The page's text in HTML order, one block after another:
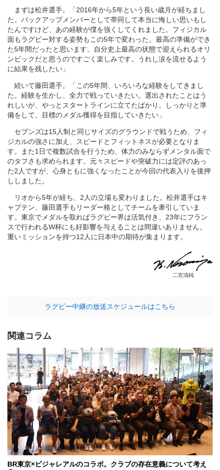
まずは松井選手。「2016年から5年という長い歳月が経ちまし
た。バックアップメンバーとして帯同して本当に悔しい思いもし
たんですけど、あの経験が僕を強くしてくれました。フィジカル
面もラグビー対する姿勢もこの5年で変わった。最高の準備ができ
た5年間だったと思います。自分史上最高の状態で迎えられるオリ
ンピックだと思うのですごく楽しみです。うれし涙を流せるよう
に結果を残したい」
続いて藤田選手。「この5年間、いろいろな経験をしてきまし
た。経験を生かし、全力で戦っていきたい。選出されたことはう
れしいが、やっとスタートラインに立てたばかり。しっかりと準
備をして、目標のメダル獲得を目指していきたい」
セブンズは15人制と同じサイズのグラウンドで戦うため、フィ
ジカルの強さに加え、スピードとフィットネスが必要となりま
す。また1日で複数試合を行うため、体力のみならずメンタル面で
のタフさも求められます。元々スピードや突破力には定評のあっ
た2人ですが、心身ともに強くなったことが今回の代表入りを後押
ししました。
リオから5年が経ち、2人の立場も変わりました。松井選手はキ
ャプテン、藤田選手もリーダー格としてチームを牽引していま
す。東京でメダルを取ればラグビー界は活気付き、23年にフラン
スで行われるW杯にも好影響を与えることは間違いありません。
重いミッションを持つ12人に日本中の期待が集まります。
二宮清純
ラグビー中継の放送スケジュールはこちら
関連コラム
BR東京×ビジャレアルのコラボ。クラブの存在意義について考え